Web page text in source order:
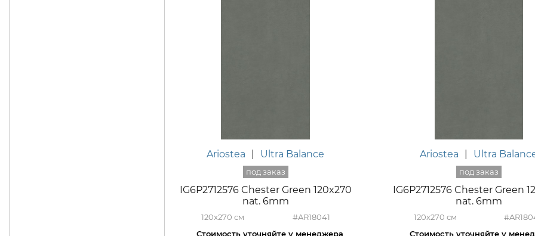
Ariostea Ultra Balance
IG6P2712576 Chester Green 120x270
nat. 6mm
120x270 #AR18041
Ariostea Ultra
IG6P2712576 Chester Green
nat. 6mm
120x270